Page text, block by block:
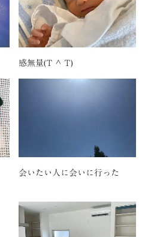
感無量(T ^ T)
会いたい人に会いに行った